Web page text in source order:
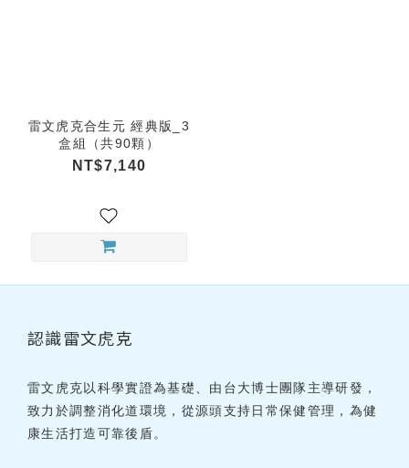
雷文虎克合生元 經典版_3
盒組（共90顆）
NT$7,140
認識雷文虎克
雷文虎克以科學實證為基礎、由台大博士團隊主導研發，
致力於調整消化道環境，從源頭支持日常保健管理，為健
康生活打造可靠後盾。